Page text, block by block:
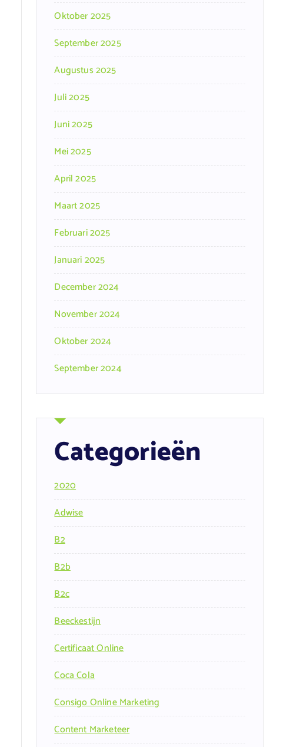
Oktober 2025
September 2025
Augustus 2025
Juli 2025
Juni 2025
Mei 2025
April 2025
Maart 2025
Februari 2025
Januari 2025
December 2024
November 2024
Oktober 2024
September 2024
Categorieën
2020
Adwise
B2
B2b
B2c
Beeckestijn
Certificaat Online
Coca Cola
Consigo Online Marketing
Content Marketeer